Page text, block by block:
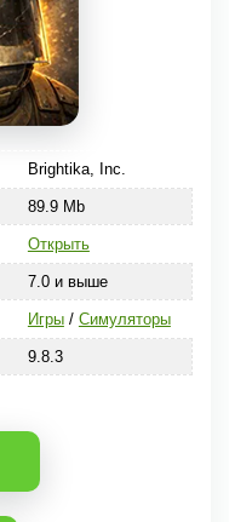
Brightika, Inc.
89.9 Mb
Открыть
7.0 и выше
Игры/ Симуляторы
9.8.3